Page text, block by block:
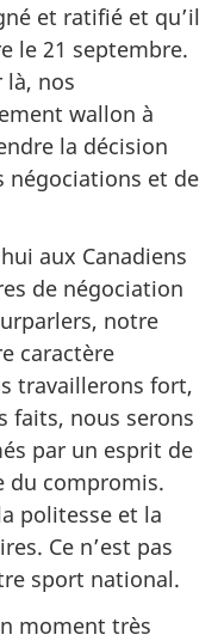
et ratifié et qu’il
le 21 septembre.
là, nos
wallon à
la décision
négociations et de
aux Canadiens
de négociation
notre
caractère
travaillerons fort,
faits, nous serons
par un esprit de
du compromis.
politesse et la
Ce n’est pas
sport national.
moment très